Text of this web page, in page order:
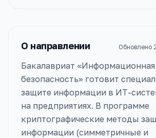
О направлении Обновлено
Бакалавриат «Информационная
безопасность» готовит
защите информации в ИТ-
на предприятиях. В программе
криптографические методы
информации (симметричные и